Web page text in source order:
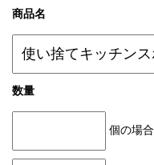
商品名
数量
個の場合